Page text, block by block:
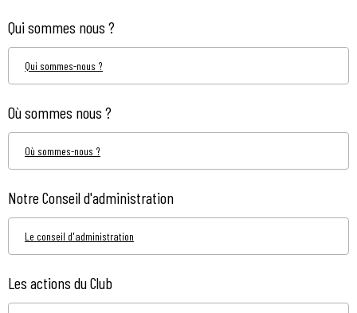
Qui sommes nous ?
Qui sommes-nous ?
Où sommes nous ?
Où sommes-nous ?
Notre Conseil d'administration
Le conseil d'administration
Les actions du Club